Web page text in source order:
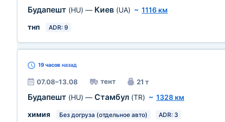
Будапешт (HU) — Киев (UA) ~ 1116 км
тнп
ADR: 9
19 часов назад
07.08–13.08 тент 21 т
Будапешт (HU) — Стамбул (TR) ~ 1328 км
химия
Без догруза (отдельное авто) ADR: 3